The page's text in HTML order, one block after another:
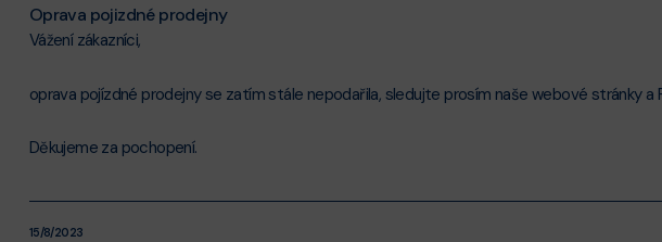
Oprava pojizdné prodejny
Vážení zákazníci,
oprava pojízdné prodejny se zatím stále nepodařila, sledujte prosím naše webové stránky a
Děkujeme za pochopení.
15/8/2023